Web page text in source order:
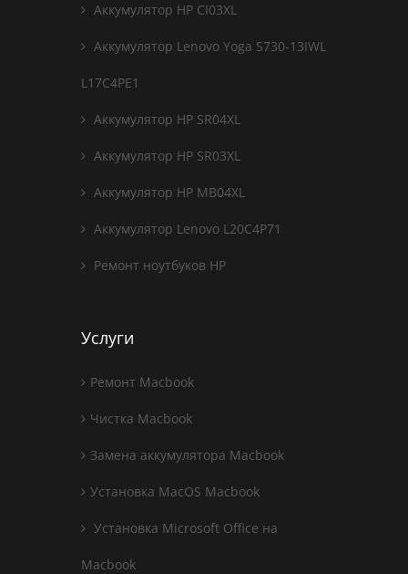
Аккумулятор HP CI03XL
Аккумулятор Lenovo Yoga S730-13IWL
L17C4PE1
Аккумулятор HP SR04XL
Аккумулятор HP SR03XL
Аккумулятор HP MB04XL
Аккумулятор Lenovo L20C4P71
Ремонт ноутбуков HP
Услуги
Ремонт Macbook
Чистка Macbook
Замена аккумулятора Macbook
Установка MacOS Macbook
Установка Microsoft Office на
Macbook